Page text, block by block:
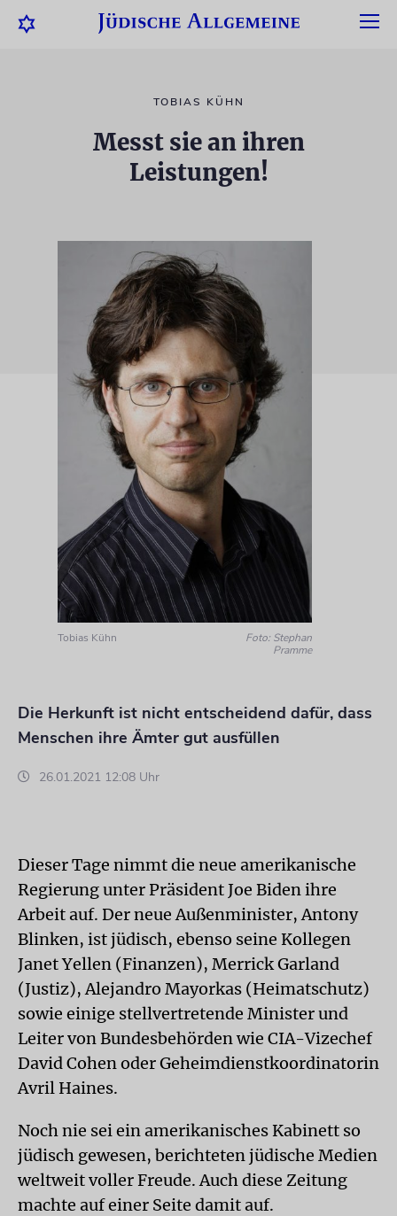
TOBIAS KÜHN
Messt sie an ihren
Leistungen!
Tobias Kühn
Foto: Stephan
Pramme
Die Herkunft ist nicht entscheidend dafür, dass
Menschen ihre Ämter gut ausfüllen
26.01.2021 12:08 Uhr
Dieser Tage nimmt die neue amerikanische
Regierung unter Präsident Joe Biden ihre
Arbeit auf. Der neue Außenminister, Antony
Blinken, ist jüdisch, ebenso seine Kollegen
Janet Yellen (Finanzen), Merrick Garland
(Justiz), Alejandro Mayorkas (Heimatschutz)
sowie einige stellvertretende Minister und
Leiter von Bundesbehörden wie CIA-Vizechef
David Cohen oder Geheimdienstkoordinatorin
Avril Haines.
Noch nie sei ein amerikanisches Kabinett so
jüdisch gewesen, berichteten jüdische Medien
weltweit voller Freude. Auch diese Zeitung
machte auf einer Seite damit auf.